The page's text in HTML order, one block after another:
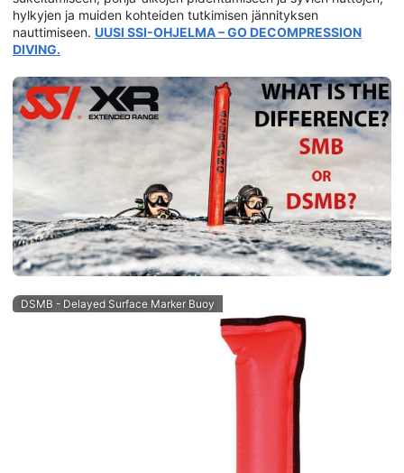
hylkyjen ja muiden kohteiden tutkimisen jännityksen
nauttimiseen. UUSI SSI-OHJELMA – GO DECOMPRESSION
DIVING.
DSMB - Delayed Surface Marker Buoy